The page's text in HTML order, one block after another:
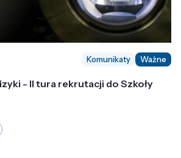
Komunikaty Ważne
- II tura rekrutacji do Szkoły